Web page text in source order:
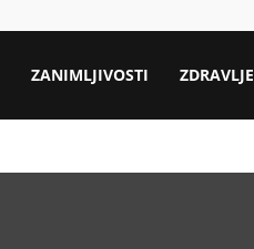
ZANIMLJIVOSTI ZDRAVLJE